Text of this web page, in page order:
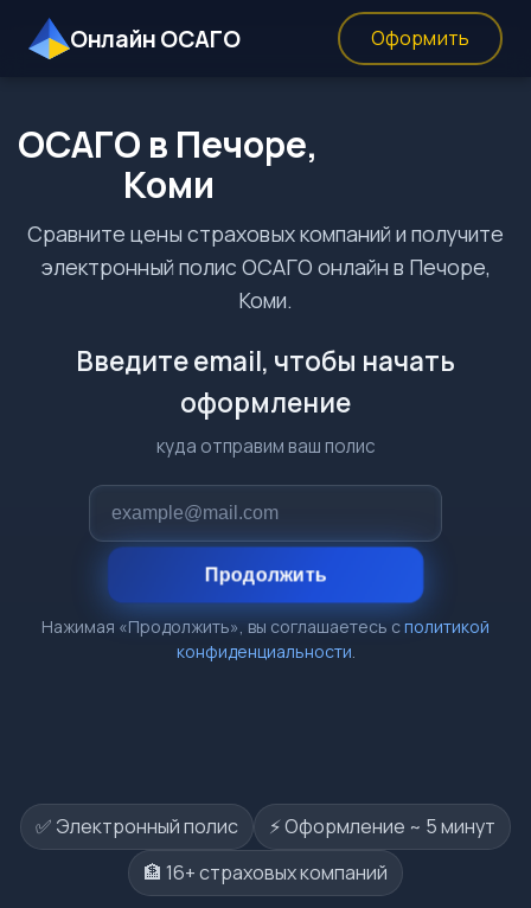
Онлайн ОСАГО Оформить
ОСАГО в Печоре,
Коми
Сравните цены страховых компаний и получите
электронный полис ОСАГО онлайн в Печоре,
Коми.
Введите email, чтобы начать
оформление
куда отправим ваш полис
Продолжить
Нажимая «Продолжить», вы соглашаетесь сполитикой
конфиденциальности.
✅ Электронный полис
⚡️ Оформление ~ 5 минут
🏦 16+ страховых компаний